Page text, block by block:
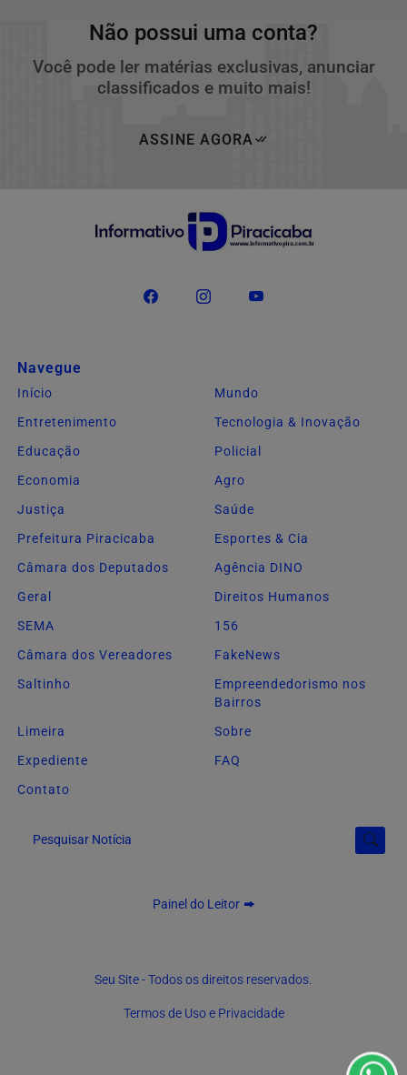
Não possui uma conta?
Você pode ler matérias exclusivas, anunciar
classificados e muito mais!
ASSINE AGORA
Navegue
Início
Mundo
Entretenimento
Tecnologia & Inovação
Educação
Policial
Economia
Agro
Justiça
Saúde
Prefeitura Piracicaba
Esportes & Cia
Câmara dos Deputados
Agência DINO
Geral
Direitos Humanos
SEMA
156
Câmara dos Vereadores
FakeNews
Saltinho
Empreendedorismo nos
Bairros
Limeira
Sobre
Expediente
FAQ
Contato
Pesquisar Notícia
Painel do Leitor
Seu Site - Todos os direitos reservados.
Termos de Uso e Privacidade
Esse site utiliza cookies para melhorar sua experiência
você concorda com nossos Termos de Uso e